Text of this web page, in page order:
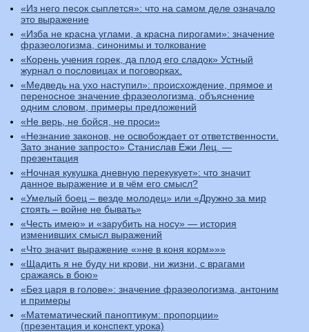
«Из него песок сыплется»: что на самом деле означало
это выражение
«Изба не красна углами, а красна пирогами»: значение
фразеологизма, синонимы и толкование
«Корень учения горек, да плод его сладок» Устный
журнал о пословицах и поговорках.
«Медведь на ухо наступил»: происхождение, прямое и
переносное значение фразеологизма, объяснение
одним словом, примеры предложений
«Не верь, не бойся, не проси»
«Незнание законов, не освобождает от ответственности.
Зато знание запросто» Станислав Ежи Лец. —
презентация
«Ночная кукушка дневную перекукует»: что значит
данное выражение и в чём его смысл?
«Умелый боец – везде молодец» или «Дружно за мир
стоять – войне не бывать»
«Честь имею» и «зарубить на носу» — история
изменивших смысл выражений
«Что значит выражение «»не в коня корм»»»
«Щадить я не буду ни крови, ни жизни, с врагами
сражаясь в бою»
«Без царя в голове»: значение фразеологизма, антоним
и примеры
«Математический паноптикум: пропорции»
(презентация и конспект урока)